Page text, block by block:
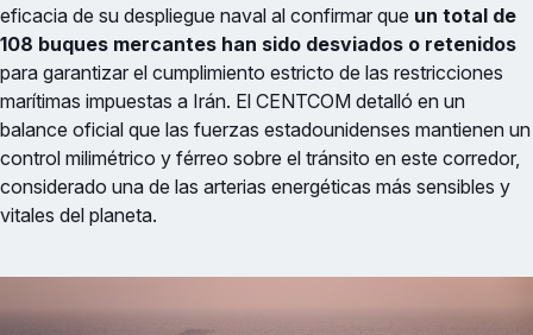
eficacia de su despliegue naval al confirmar que un total de
108 buques mercantes han sido desviados o retenidos
para garantizar el cumplimiento estricto de las restricciones
marítimas impuestas a Irán. El CENTCOM detalló en un
balance oficial que las fuerzas estadounidenses mantienen un
control milimétrico y férreo sobre el tránsito en este corredor,
considerado una de las arterias energéticas más sensibles y
vitales del planeta.